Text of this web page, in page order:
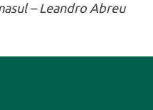
– Leandro Abreu